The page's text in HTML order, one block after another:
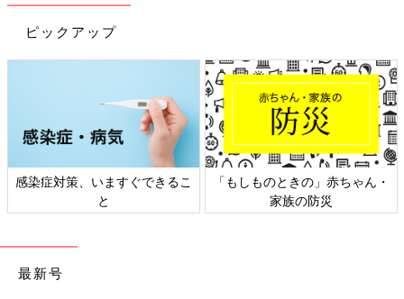
ピックアップ
感染症対策、いますぐできるこ
と
「もしものときの」赤ちゃん・
家族の防災
最新号